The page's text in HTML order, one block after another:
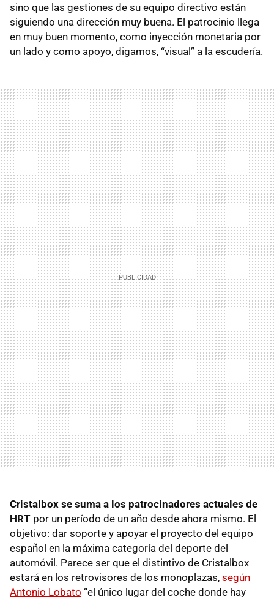
sino que las gestiones de su equipo directivo están
siguiendo una dirección muy buena. El patrocinio llega
en muy buen momento, como inyección monetaria por
un lado y como apoyo, digamos, “visual” a la escudería.
Cristalbox se suma a los patrocinadores actuales de
HRT por un período de un año desde ahora mismo. El
objetivo: dar soporte y apoyar el proyecto del equipo
español en la máxima categoría del deporte del
automóvil. Parece ser que el distintivo de Cristalbox
estará en los retrovisores de los monoplazas, según
Antonio Lobato “el único lugar del coche donde hay